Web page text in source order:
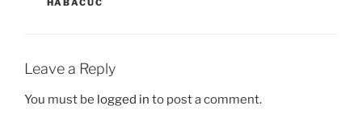
HABACUC
Leave a Reply
You must be logged in to post a comment.